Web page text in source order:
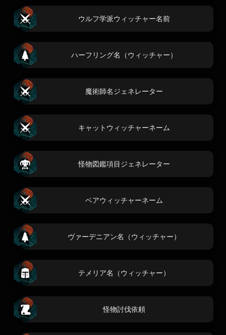
ウルフ学派ウィッチャー名前
ハーフリング名（ウィッチャー）
魔術師名ジェネレーター
キャットウィッチャーネーム
怪物図鑑項目ジェネレーター
ベアウィッチャーネーム
ヴァーデニアン名（ウィッチャー）
テメリア名（ウィッチャー）
怪物討伐依頼